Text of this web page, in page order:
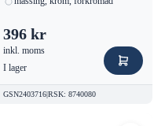
396 kr
inkl. moms
I lager
GSN2403716|RSK: 8740080